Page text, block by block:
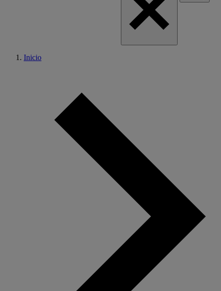
Inicio